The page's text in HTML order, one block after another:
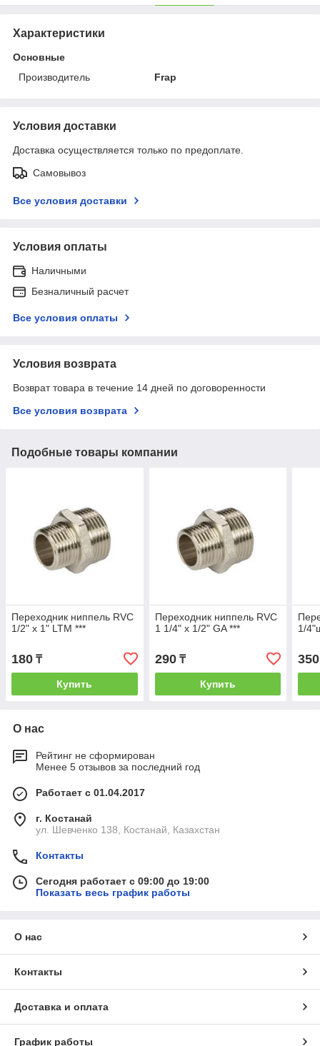
Характеристики
Основные
Производитель
Frap
Условия доставки
Доставка осуществляется только по предоплате.
Самовывоз
Все условия доставки
Условия оплаты
Наличными
Безналичный расчет
Все условия оплаты
Условия возврата
Возврат товара в течение 14 дней по договоренности
Все условия возврата
Подобные товары компании
Переходник ниппель RVC
1/2" х 1" LTM ***
180 ₸
Купить
Переходник ниппель RVC
1 1/4" х 1/2" GA ***
290₸
Купить
1/
350
О нас
Рейтинг не сформирован
Менее 5 отзывов за последний год
Работает с 01.04.2017
г. Костанай
ул. Шевченко 138, Костанай, Казахстан
Контакты
Сегодня работает с 09:00 до 19:00
Показать весь график работы
О нас
Контакты
Доставка и оплата
График работы